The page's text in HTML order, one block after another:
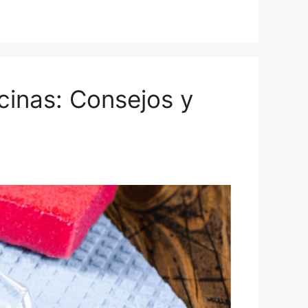
Consejos y